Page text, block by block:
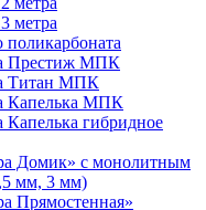
метра
Престиж МПК
Титан МПК
Капелька МПК
гибридное
Домик» с монолитным
мм, 3 мм)
Прямостенная»